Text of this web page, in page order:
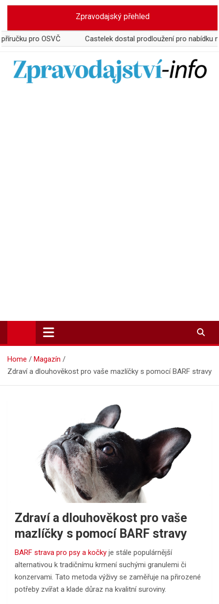
Skip
content
Zpravodajský přehled
pro OSVČ Castelek dostal prodloužení pro nabídku na
Zpravodajství-info.cz
Aktuality a informace on-line
Home
Magazín
Zdraví a dlouhověkost pro vaše mazlíčky s pomocí BARF stravy
Zdraví a dlouhověkost pro vaše
mazlíčky s pomocí BARF stravy
BARF strava pro psy a kočky je stále populárnější
alternativou k tradičnímu krmení suchými granulemi či
konzervami. Tato metoda výživy se zaměřuje na přirozené
potřeby zvířat a klade důraz na kvalitní suroviny.